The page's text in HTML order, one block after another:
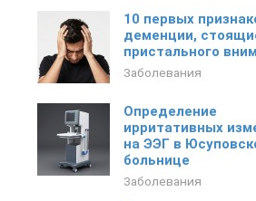
10 первых
деменции,
пристального
Заболевания
Определение
ирритативных
на ЭЭГ в
больнице
Заболевания